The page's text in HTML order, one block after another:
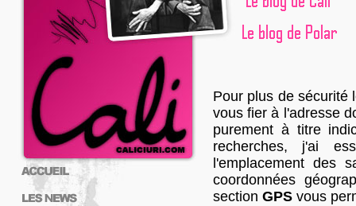
Pour plus de sécurité
vous fier à l'adresse
purement à titre
recherches, j'ai
l'emplacement des
coordonnées
section GPS vous